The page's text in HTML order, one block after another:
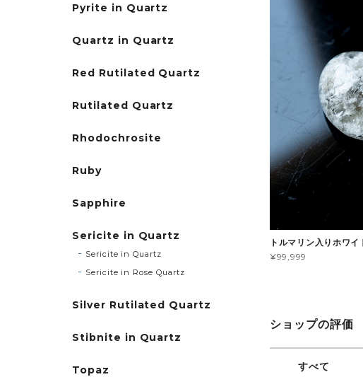
トルマリン入りホワ
¥99,999
ショップの評価
すべて
Pyrite in Quartz
Quartz in Quartz
Red Rutilated Quartz
Rutilated Quartz
Rhodochrosite
Ruby
Sapphire
Sericite in Quartz
Sericite in Quartz
Sericite in Rose Quartz
Silver Rutilated Quartz
Stibnite in Quartz
Topaz